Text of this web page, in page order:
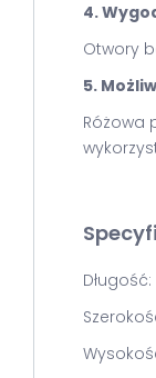
4.
Otwory
5.
Różowa
Długość: